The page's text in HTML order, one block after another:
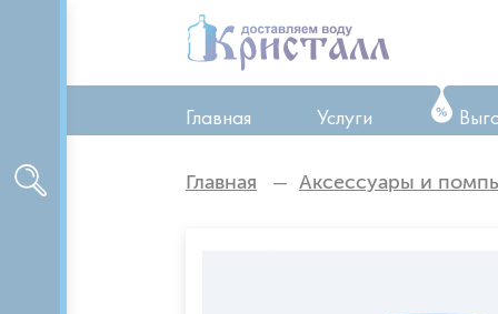
Главная Услуги
Главная Аксессуары и